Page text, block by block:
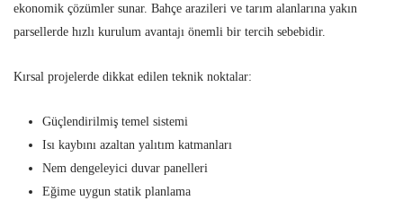
ekonomik çözümler sunar. Bahçe arazileri ve tarım alanlarına yakın
parsellerde hızlı kurulum avantajı önemli bir tercih sebebidir.
Kırsal projelerde dikkat edilen teknik noktalar:
Güçlendirilmiş temel sistemi
Isı kaybını azaltan yalıtım katmanları
Nem dengeleyici duvar panelleri
Eğime uygun statik planlama